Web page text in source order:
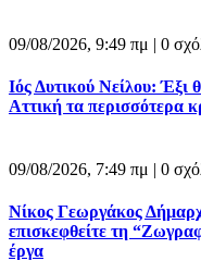
09/08/2026, 9:49 πμ | 0
Ιός Δυτικού Νείλου: Έξι
Αττική τα περισσότερα
09/08/2026, 7:49 πμ | 0
Νίκος Γεωργάκος
επισκεφθείτε τη
έργα